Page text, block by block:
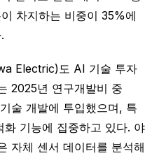
차지하는 비중이 35%에
Electric)도 AI 기술 투자
2025년 연구개발비 중
술 개발에 투입했으며, 특
기능에 집중하고 있다. 야
자체 센서 데이터를 분석해